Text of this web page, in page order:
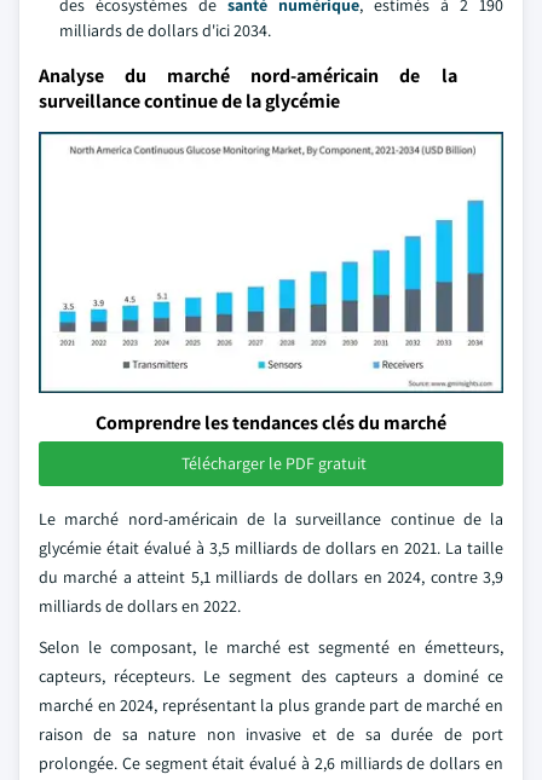
des écosystèmes de santé numérique, estimés à 2 190
milliards de dollars d'ici 2034.
Analyse du marché nord-américain de la
surveillance continue de la glycémie
Comprendre les tendances clés du marché
Télécharger le PDF gratuit
Le marché nord-américain de la surveillance continue de la
glycémie était évalué à 3,5 milliards de dollars en 2021. La taille
du marché a atteint 5,1 milliards de dollars en 2024, contre 3,9
milliards de dollars en 2022.
Selon le composant, le marché est segmenté en émetteurs,
capteurs, récepteurs. Le segment des capteurs a dominé ce
marché en 2024, représentant la plus grande part de marché en
raison de sa nature non invasive et de sa durée de port
prolongée. Ce segment était évalué à 2,6 milliards de dollars en